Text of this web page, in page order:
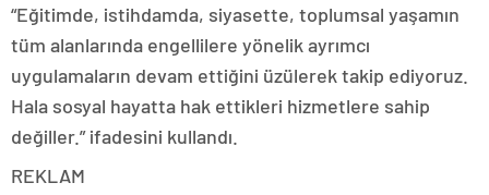
“Eğitimde, istihdamda, siyasette, toplumsal yaşamın
tüm alanlarında engellilere yönelik ayrımcı
uygulamaların devam ettiğini üzülerek takip ediyoruz.
Hala sosyal hayatta hak ettikleri hizmetlere sahip
değiller.” ifadesini kullandı.
REKLAM